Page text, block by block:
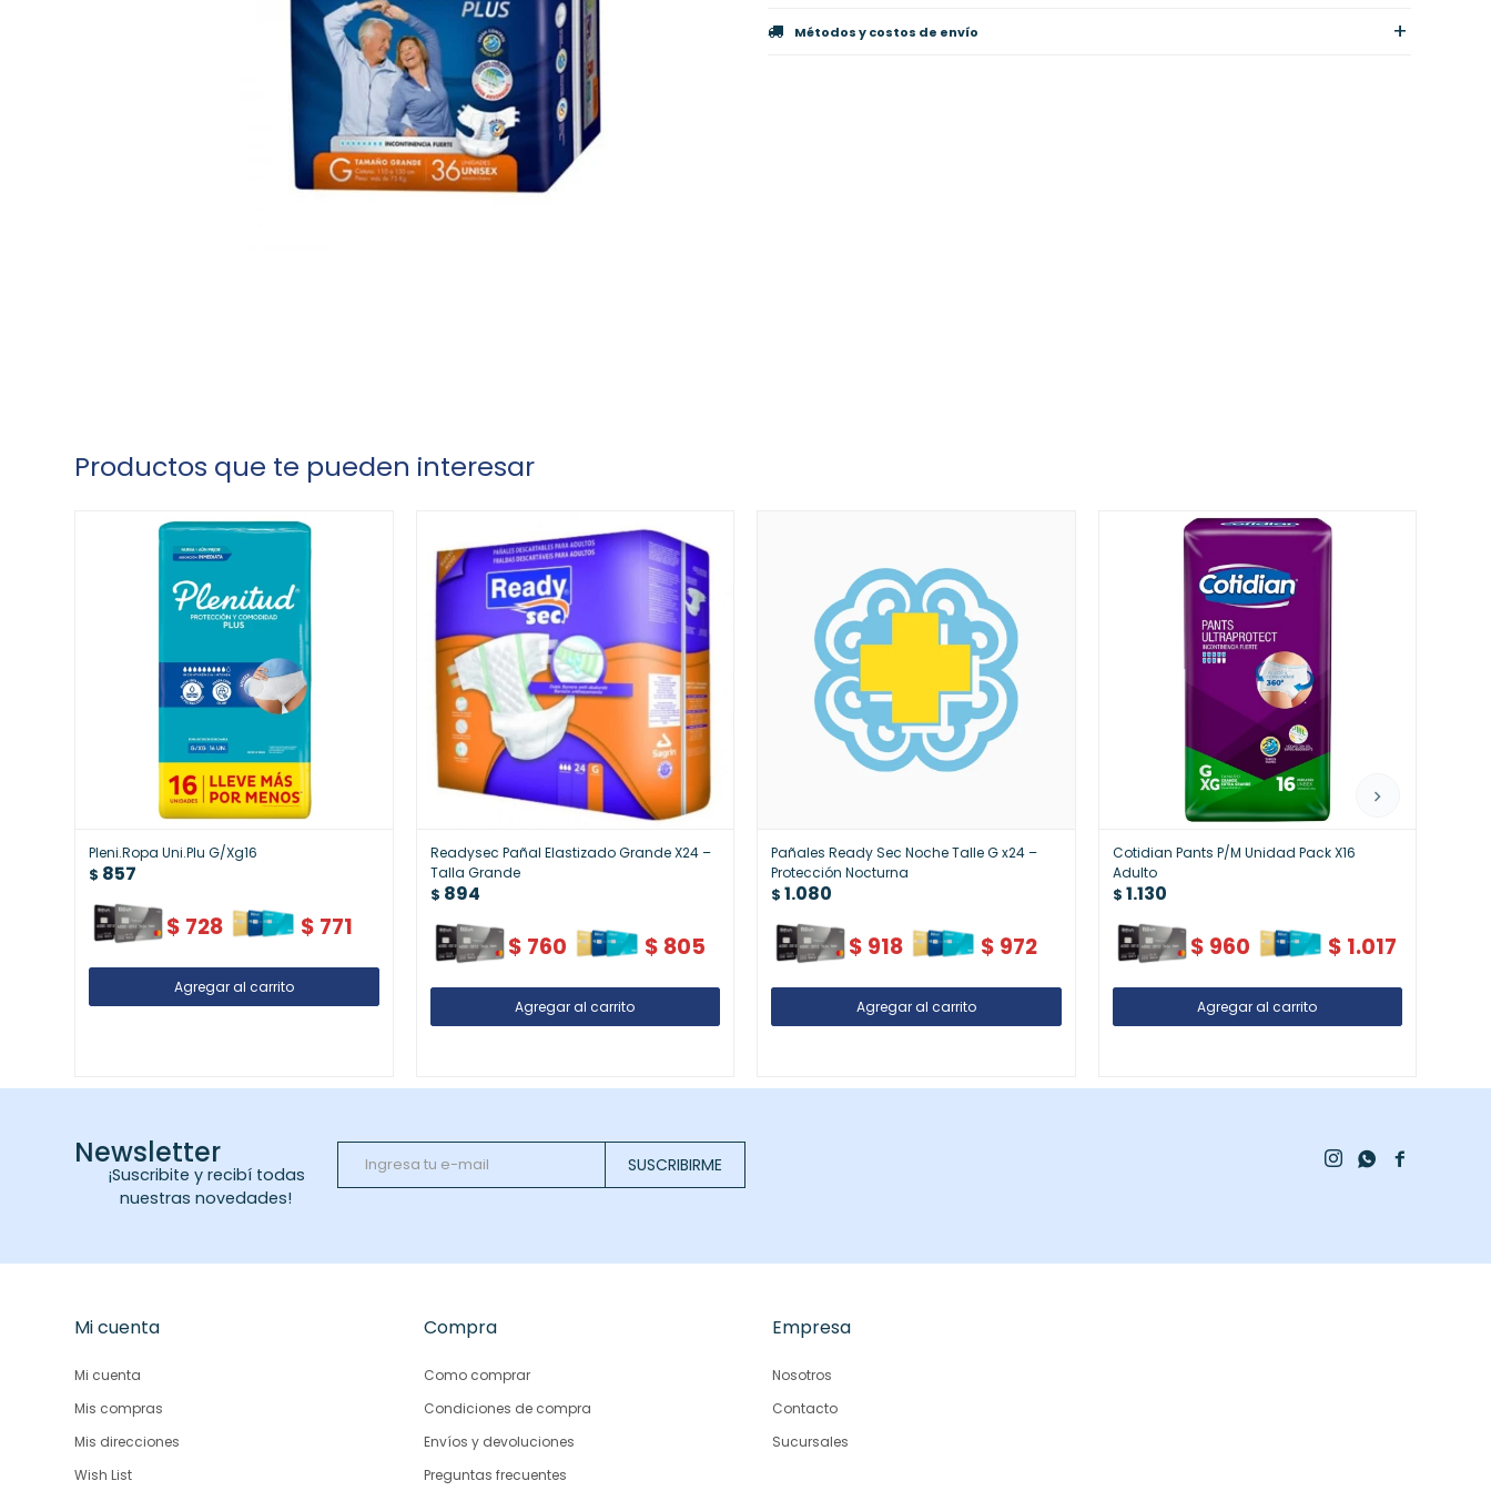
Métodos y costos de envío
Productos que te pueden interesar
Pleni.Ropa Uni.Plu G/Xg16
$ 857
$ 728 $ 771
Readysec Pañal Elastizado Grande X24 –
Talla Grande
$ 894
$ 760 $ 805
Pañales Ready Sec Noche Talle G x24 –
Protección Nocturna
$ 1.080
$ 918 $ 972
Cotidian Pants P/M Unidad Pack X16
Adulto
$ 1.130
$ 960 $ 1.017
Newsletter
¡Suscribite y recibí todas
nuestras novedades!
SUSCRIBIRME 
 
Mi cuenta
Mi cuenta
Mis compras
Mis direcciones
Wish List
Compra
Como comprar
Condiciones de compra
Envíos y devoluciones
Preguntas frecuentes
Empresa
Nosotros
Contacto
Sucursales